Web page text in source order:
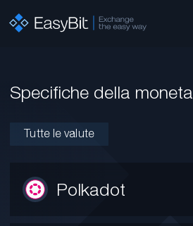
Specifiche della moneta
Tutte le valute
Polkadot